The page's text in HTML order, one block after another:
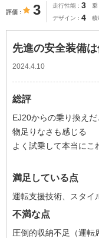
評価 3 走行性能 3 乗
デザイン 4 積
先進の安全装備
2024.4.10
総評
EJ20からの乗り換えだ
物足りなさも感じる
よく試乗して本当にこ
満足している点
運転支援技術、スタイ
不満な点
圧倒的収納不足（運転